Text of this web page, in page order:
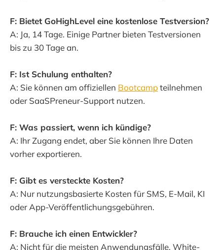
F: Bietet GoHighLevel eine kostenlose Testversion?
A: Ja, 14 Tage. Einige Partner bieten Testversionen
bis zu 30 Tage an.
F: Ist Schulung enthalten?
A: Sie können am offiziellen Bootcampteilnehmen
oder SaaSPreneur-Support nutzen.
F: Was passiert, wenn ich kündige?
A: Ihr Zugang endet, aber Sie können Ihre Daten
vorher exportieren.
F: Gibt es versteckte Kosten?
A: Nur nutzungsbasierte Kosten für SMS, E-Mail, KI
oder App-Veröffentlichungsgebühren.
F: Brauche ich einen Entwickler?
A: Nicht für die meisten Anwendungsfälle. White-